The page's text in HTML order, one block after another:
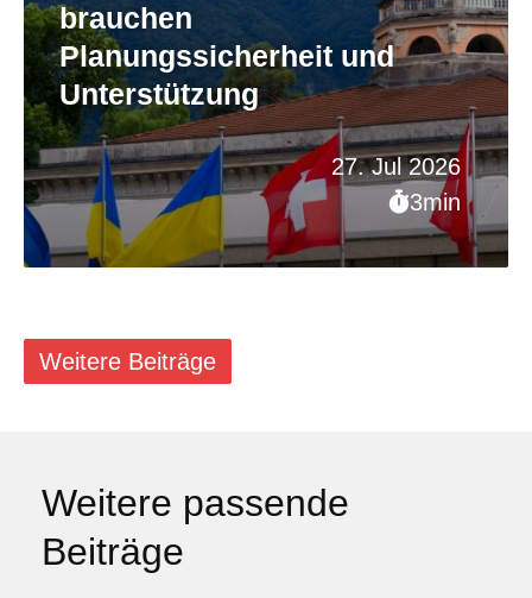
27. Jul 2026
3min
brauchen
Planungssicherheit und
Unterstützung
Weitere Beiträge
Weitere passende
Beiträge